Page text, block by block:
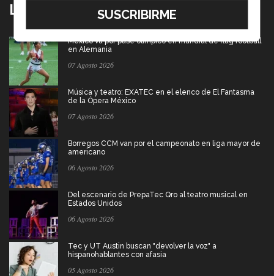
Lo más nuevo
México va por pase olímpico en mundial de flag football
en Alemania
07 Agosto 2026
Música y teatro: EXATEC en el elenco de El Fantasma
de la Ópera México
07 Agosto 2026
Borregos CCM van por el campeonato en liga mayor de
americano
06 Agosto 2026
Del escenario de PrepaTec Qro al teatro musical en
Estados Unidos
06 Agosto 2026
Tec y UT Austin buscan "devolver la voz" a
hispanohablantes con afasia
05 Agosto 2026